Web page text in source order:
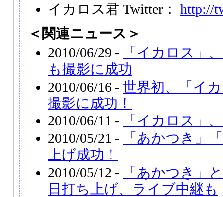
イカロス君 Twitter： http://
＜関連ニュース＞
2010/06/29 -
「イカロス」
も撮影に成功
2010/06/16 - 世界初、「イ
撮影に成功！
2010/06/11 -
「イカロス」
2010/05/21 -
「あかつき」
上げ成功！
2010/05/12 -
「あかつき」
日打ち上げ、ライブ中継も